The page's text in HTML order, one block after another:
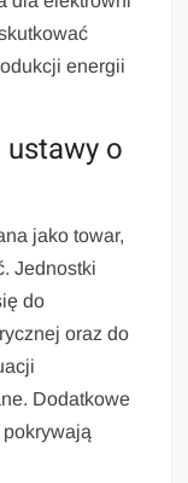
energii
o
jako towar,
Jednostki
do
oraz do
Dodatkowe
pokrywają